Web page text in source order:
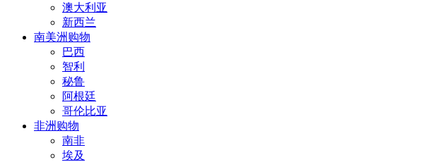
澳大利亚
新西兰
南美洲购物
巴西
智利
秘鲁
阿根廷
哥伦比亚
非洲购物
南非
埃及